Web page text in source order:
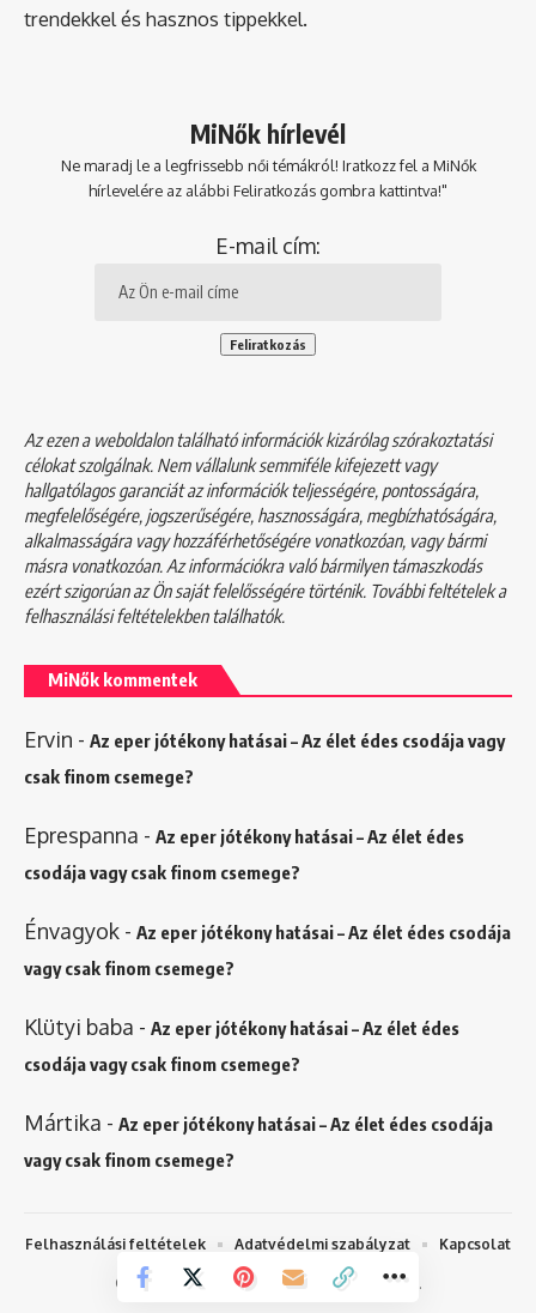
trendekkel és hasznos tippekkel.
MiNők hírlevél
Ne maradj le a legfrissebb női témákról! Iratkozz fel a MiNők
hírlevelére az alábbi Feliratkozás gombra kattintva!"
E-mail cím:
Az ezen a weboldalon található információk kizárólag szórakoztatási
célokat szolgálnak. Nem vállalunk semmiféle kifejezett vagy
hallgatólagos garanciát az információk teljességére, pontosságára,
megfelelőségére, jogszerűségére, hasznosságára, megbízhatóságára,
alkalmasságára vagy hozzáférhetőségére vonatkozóan, vagy bármi
másra vonatkozóan. Az információkra való bármilyen támaszkodás
ezért szigorúan az Ön saját felelősségére történik. További feltételek a
felhasználási feltételekbentalálhatók.
MiNők kommentek
Ervin - Az eper jótékony hatásai – Az élet édes csodája vagy
csak finom csemege?
Eprespanna - Az eper jótékony hatásai – Az élet édes
csodája vagy csak finom csemege?
Énvagyok - Az eper jótékony hatásai – Az élet édes csodája
vagy csak finom csemege?
Klütyi baba - Az eper jótékony hatásai – Az élet édes
csodája vagy csak finom csemege?
Mártika - Az eper jótékony hatásai – Az élet édes csodája
vagy csak finom csemege?
© 2015-2025 Minok.hu. Minden jog fenntartva.
Felhasználási feltételek Adatvédelmi szabályzat Kapcsolat